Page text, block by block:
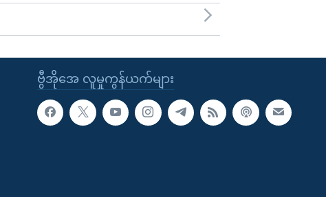
ဗွီအိုအေ လူမှုကွန်ယက်များ